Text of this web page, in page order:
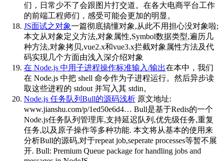
们，日常少不了会跟图片打交道。在各大电商平台工作
的前端工程师们，感受可能会更加的明显。
JS面试之对象一篇彻底搞懂对象,从此不用担心没对象啦;
本文从对象定义方法,对象属性,Symbol数据类型,遍历几
种方法,对象拷贝,vue2.x和vue3.x拦截对象属性方法及代
码实现几个方面由浅入深介绍对象
在 Node.js 中用子进程操作标准输入/输出在本中，我们
在 Node.js 中把 shell 命令作为子进程运行。然后异步读
取这些进程的 stdout 并写入其 stdin。
Node.js 任务队列Bull的源码浅析 原文地址:
www.jianshu.com/p/1ed50e6d4… Bull是基于Redis的一个
Node.js任务队列管理库,支持延迟队列,优先级任务,重复
任务,以及原子操作等多种功能. 本文将从基本的使用来
分析Bull的源码,对于repeat job,seperate processes等暂不展
开. Bull: Premium Queue package for handling jobs and